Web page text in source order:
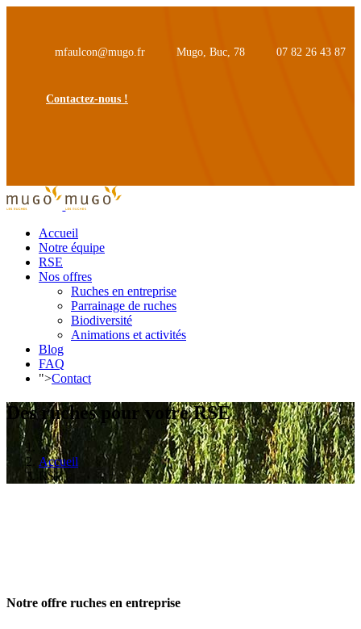
mfaulcon@mugo.fr Mugo, Buc, 78 07 82 26 43 87
Contactez-nous !
Accueil
Notre équipe
RSE
Nos offres
Ruches en entreprise
Parrainage de ruches
Biodiversité
Animations et activités
Blog
FAQ
">Contact
Des ruches pour votre RSE
Accueil
RSE
Notre offre ruches en entreprise